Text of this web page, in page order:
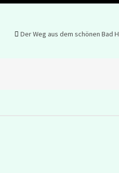
Der Weg aus dem schönen Bad